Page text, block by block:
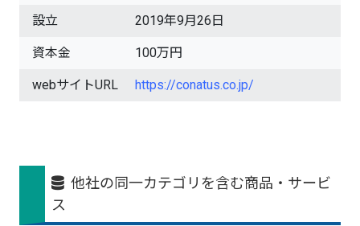
設立
2019年9月26日
資本金 100万円
webサイトURL https://conatus.co.jp/
他社の同一カテゴリを含む商品・サービ
ス